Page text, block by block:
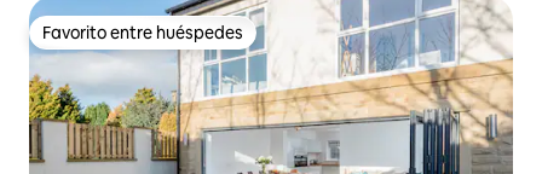
Favorito entre huéspedes
Favorito entre huéspedes